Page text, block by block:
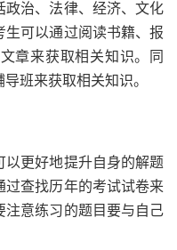
政治、法律、经济、文化
可以通过阅读书籍、报
章来获取相关知识。同
班来获取相关知识。
更好地提升自身的解题
过查找历年的考试试卷来
注意练习的题目要与自己